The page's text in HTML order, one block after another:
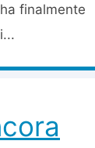
finalmente